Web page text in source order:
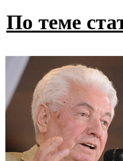
По теме